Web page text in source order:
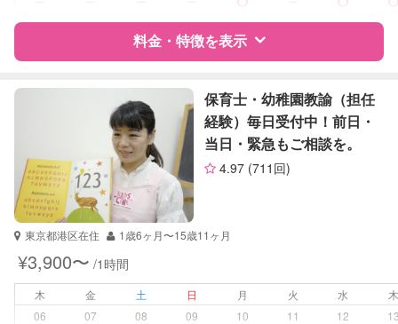
社会
料金・特徴を表示
特徴 料金 レビュー
サポートの特徴
資格 自治体届出済ベビーシッター
受験対策 なし
学校/塾の補習・宿題
対応科目 なし
保育士・幼稚園教諭（担任
経験）毎日受付中！前日・
当日・緊急もご相談を。
4.97 (711回)
東京都港区在住 1歳6ヶ月〜15歳11ヶ月
¥3,900〜 /1時間
木 金 土 日 月 火 水
06
07 08 09 10 11 12